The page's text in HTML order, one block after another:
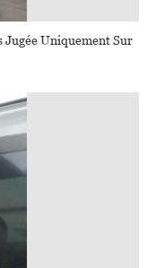
Jugée Uniquement Sur